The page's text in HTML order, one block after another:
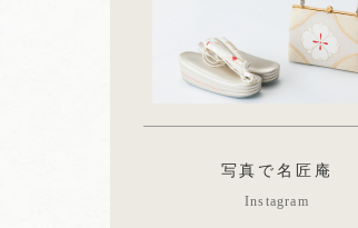
写真で名匠庵
Instagram